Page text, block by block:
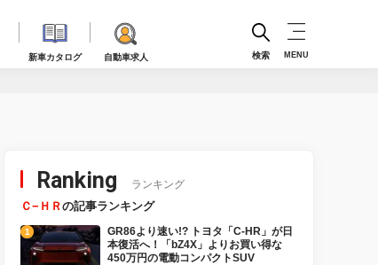
新車カタログ 自動車求人 検索 MENU
Ranking ランキング
Ｃ−ＨＲの記事ランキング
GR86より速い!? トヨタ「C-HR」が日
本復活へ！「bZ4X」よりお買い得な
450万円の電動コンパクトSUV